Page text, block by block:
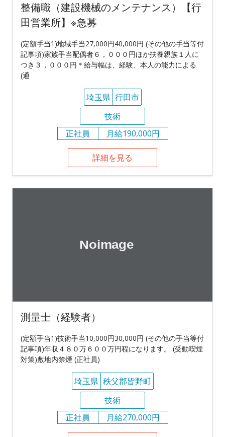
整備職（建設機械のメンテナンス）【行
田営業所】※急募
(定額手当1)地域手当27,000円40,000円 (その他の手当等付
記事項)家族手当配偶者６，０００円ほか扶養親族１人に
つき３，０００円＊給与幅は、経験、本人の能力による
(通
埼玉県 行田市
技術
正社員
月給190,000円
詳細を見る
測量士（経験者）
(定額手当1)技術手当10,000円30,000円 (その他の手当等付
記事項)年収４８０万６００万円程になります。 (受動喫煙
対策)敷地内禁煙 (正社員)
埼玉県 秩父郡皆野町
技術
正社員
月給270,000円